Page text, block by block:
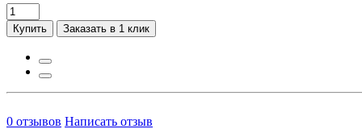
Купить Заказать в 1 клик
0 отзывов Написать отзыв